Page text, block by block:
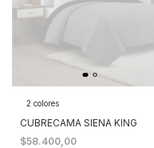
2 colores
CUBRECAMA SIENA KING
$58.400,00